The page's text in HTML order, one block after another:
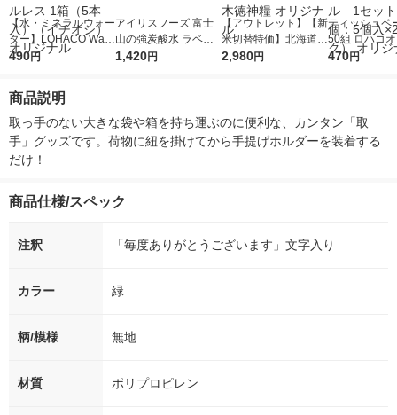
【水・ミネラルウォー
ター】LOHACO Wate
r（ロハコウォータ
シ） オリジナル
490円
アイリスフーズ 富士
山の強炭酸水 ラベル
レス 500ml 1箱（24
1,420円
【アウトレット】【新
米切替特価】北海道産
ななつぼし 無洗米 5k
2,980円
ティッシュペ
50組 ロハコ
ルソフトパッ
オリジナル
470円
商品説明
取っ手のない大きな袋や箱を持ち運ぶのに便利な、カンタン「取
手」グッズです。荷物に紐を掛けてから手提げホルダーを装着する
だけ！
商品仕様/スペック
注釈 「毎度ありがとうございます」文字入り
カラー 緑
柄/模様 無地
材質 ポリプロピレン